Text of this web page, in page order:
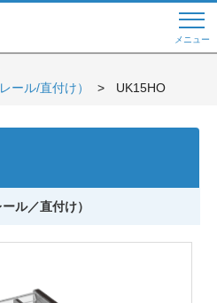
メニュー
望の方はこちら
ール/直付け）
UK15HO
ル／直付け）